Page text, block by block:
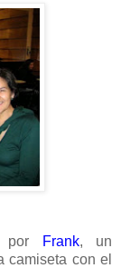
por Frank, un
camiseta con el